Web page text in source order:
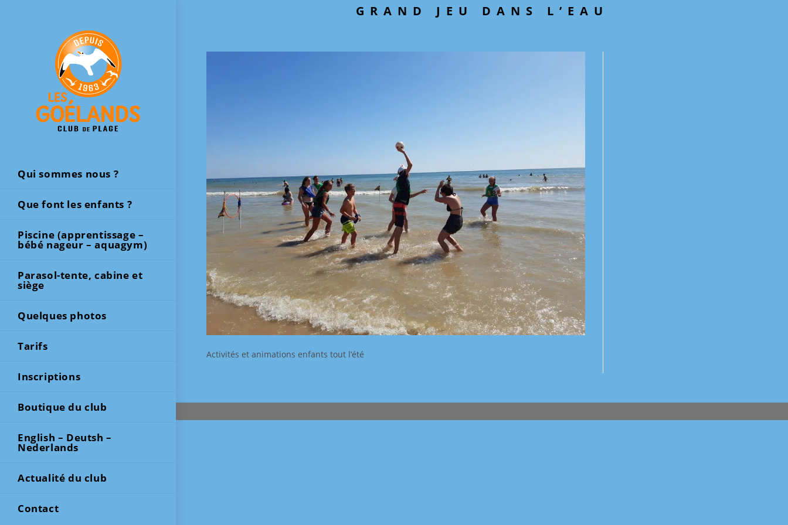
Qui sommes nous ?
Que font les enfants ?
Piscine (apprentissage –
bébé nageur – aquagym)
Parasol-tente, cabine et
siège
Quelques photos
Tarifs
Inscriptions
Boutique du club
English – Deutsh –
Nederlands
Actualité du club
Contact
GRAND JEU DANS L’EAU
Activités et animations enfants tout l’été